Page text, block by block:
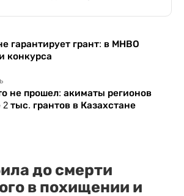
гарантирует грант: в МНВО
конкурса
не прошел: акиматы регионов
тыс. грантов в Казахстане
до смерти
в похищении и